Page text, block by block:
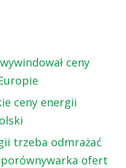
ceny
ceny energii
trzeba odmrażać
ofert